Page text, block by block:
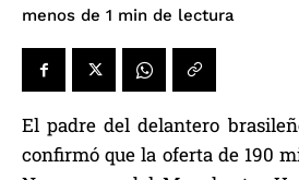
menos de 1 min de lectura
El padre del delantero
confirmó que la oferta de 190